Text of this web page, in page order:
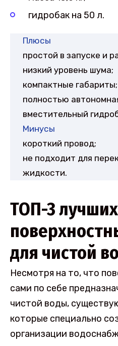
гидробак на 50 л.
Плюсы
простой в запуске и
низкий уровень шума;
компактные габариты;
полностью
вместительный
Минусы
короткий провод;
не подходит для
жидкости.
ТОП-3 лучших
для чистой
Несмотря на то, что
сами по себе
чистой воды,
которые специально
организации